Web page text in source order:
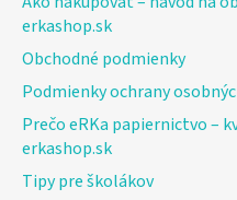
erkashop.sk
Obchodné podmienky
Podmienky ochrany
Prečo eRKa papiernictvo –
erkashop.sk
Tipy pre školákov